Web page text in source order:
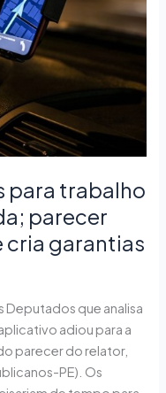
para trabalho
parecer
cria garantias
Deputados que analisa
adiou para a
parecer do relator,
PE). Os